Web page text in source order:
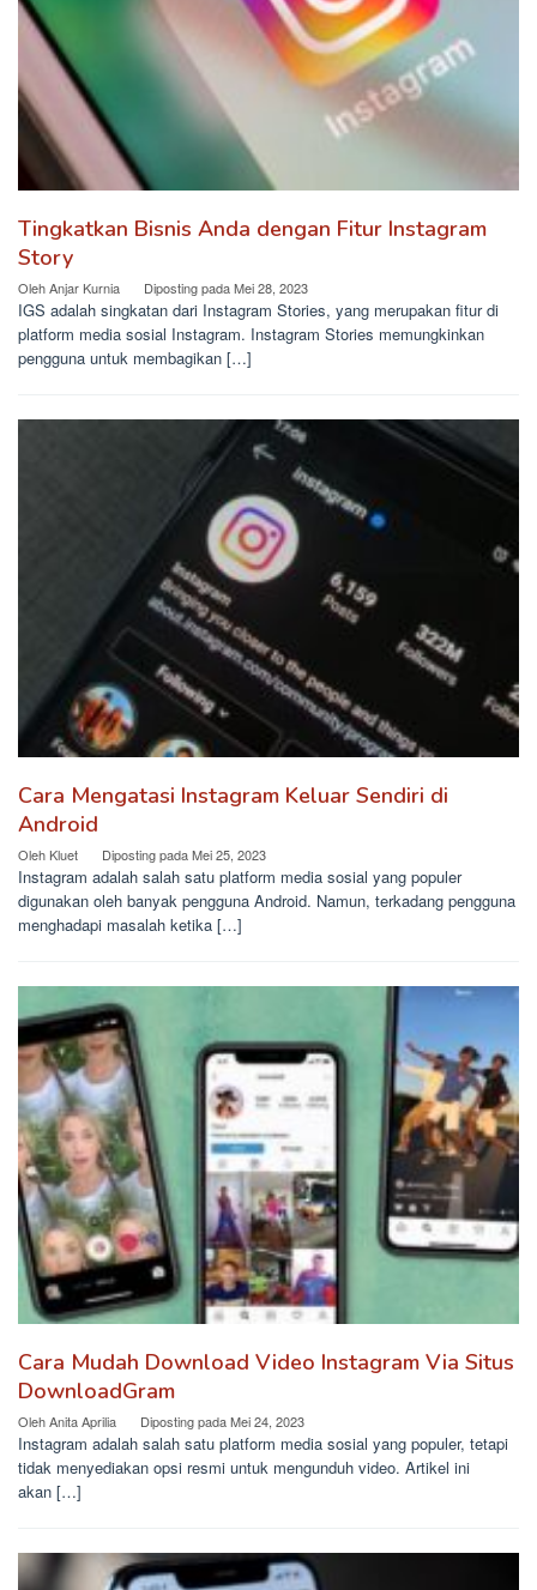
Tingkatkan Bisnis Anda dengan Fitur Instagram
Story
OlehAnjar Kurnia Diposting padaMei 28, 2023
IGS adalah singkatan dari Instagram Stories, yang merupakan fitur di
platform media sosial Instagram. Instagram Stories memungkinkan
pengguna untuk membagikan […]
Cara Mengatasi Instagram Keluar Sendiri di
Android
Oleh Kluet Diposting padaMei 25, 2023
Instagram adalah salah satu platform media sosial yang populer
digunakan oleh banyak pengguna Android. Namun, terkadang pengguna
menghadapi masalah ketika […]
Cara Mudah Download Video Instagram Via Situs
DownloadGram
OlehAnita Aprilia Diposting padaMei 24, 2023
Instagram adalah salah satu platform media sosial yang populer, tetapi
tidak menyediakan opsi resmi untuk mengunduh video. Artikel ini
akan […]